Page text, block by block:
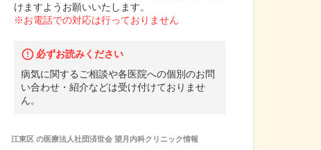
けますようお願いいたします。
※お電話での対応は行っておりません
必ずお読みください
病気に関するご相談や各医院への個別のお問
い合わせ・紹介などは受け付けておりませ
ん。
江東区の医療法人社団済世会 望月内科クリニック情報